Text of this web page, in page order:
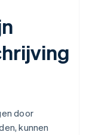
door
kunnen